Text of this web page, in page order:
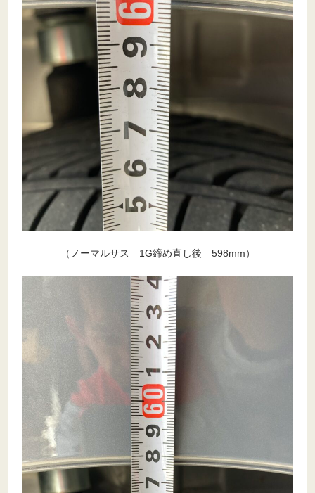
（ノーマルサス 1G締め直し後 598mm）